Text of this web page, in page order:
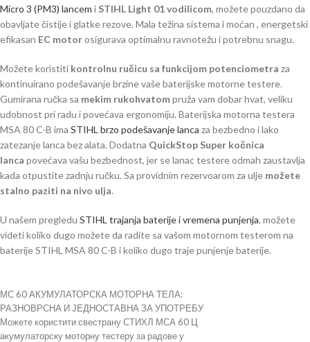
Micro 3 (PM3) lancem i STIHL Light 01 vodilicom, možete pouzdano da
obavljate čistije i glatke rezove. Mala težina sistema i moćan , energetski
efikasan EC motorosigurava optimalnu ravnotežu i potrebnu snagu.
Možete koristiti kontrolnu ručicu sa funkcijom potenciometra za
kontinuirano podešavanje brzine vaše baterijske motorne testere.
Gumirana ručka sa mekim rukohvatompruža vam dobar hvat, veliku
udobnost pri radu i povećava ergonomiju. Baterijska motorna testera
MSA 80 C-B ima STIHL brzo podešavanje lanca za bezbedno i lako
zatezanje lanca bez alata. Dodatna QuickStop Super kočnica
lanca povećava vašu bezbednost, jer se lanac testere odmah zaustavlja
kada otpustite zadnju ručku. Sa providnim rezervoarom za ulje možete
stalno paziti na nivo ulja.
U našem pregledu STIHL trajanja baterije i vremena punjenja, možete
videti koliko dugo možete da radite sa vašom motornom testerom na
baterije STIHL MSA 80 C-B i koliko dugo traje punjenje baterije.
МС 60 АКУМУЛАТОРСКА МОТОРНА ТЕЛА:
РАЗНОВРСНА И ЈЕДНОСТАВНА ЗА УПОТРЕБУ
Можете користити свестрану СТИХЛ МСА 60 Ц
акумулаторску моторну тестеру за радове у